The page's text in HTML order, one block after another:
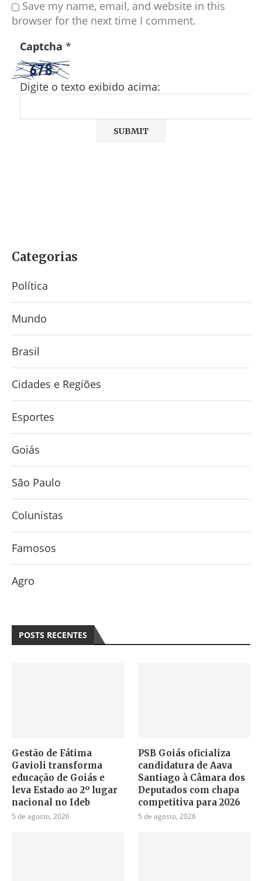
Save my name, email, and website in this
browser for the next time I comment.
Captcha *
Digite o texto exibido acima:
Categorias
Política
Mundo
Brasil
Cidades e Regiões
Esportes
Goiás
São Paulo
Colunistas
Famosos
Agro
POSTS RECENTES
Gestão de Fátima
Gavioli transforma
educação de Goiás e
leva Estado ao 2º lugar
nacional no Ideb
5 de agosto, 2026
PSB Goiás oficializa
candidatura de Aava
Santiago à Câmara dos
Deputados com chapa
competitiva para 2026
5 de agosto, 2026